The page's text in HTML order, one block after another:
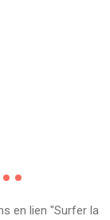
en lien "Surfer la